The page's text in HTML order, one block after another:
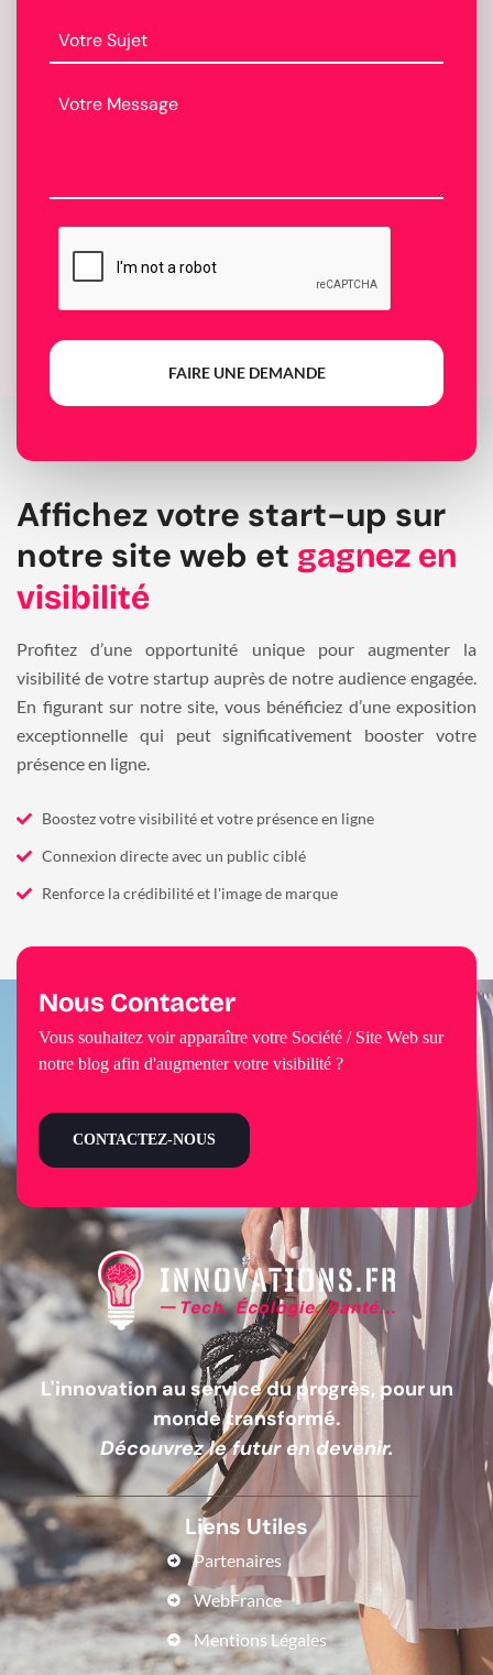
FAIRE UNE DEMANDE
Affichez votre start-up sur
notre site web et gagnez en
visibilité
Profitez d’une opportunité unique pour augmenter la
visibilité de votre startup auprès de notre audience engagée.
En figurant sur notre site, vous bénéficiez d’une exposition
exceptionnelle qui peut significativement booster votre
présence en ligne.
Boostez votre visibilité et votre présence en ligne
Connexion directe avec un public ciblé
Renforce la crédibilité et l'image de marque
L'innovation au service du progrès, pour un
monde transformé.
Découvrez le futur en devenir.
Liens Utiles
Partenaires
WebFrance
Mentions Légales
Nous Contacter
Vous souhaitez voir apparaître votre Société / Site Web sur
notre blog afin d'augmenter votre visibilité ?
CONTACTEZ-NOUS